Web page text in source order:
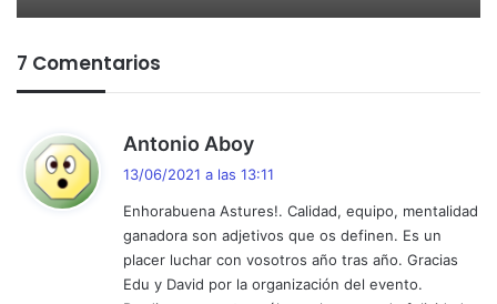
7 Comentarios
Antonio Aboy
e
:
13/06/2021 a las 13:11
Enhorabuena Astures!. Calidad, equipo, mentalidad
ganadora son adjetivos que os definen. Es un
placer luchar con vosotros año tras año. Gracias
Edu y David por la organización del evento.